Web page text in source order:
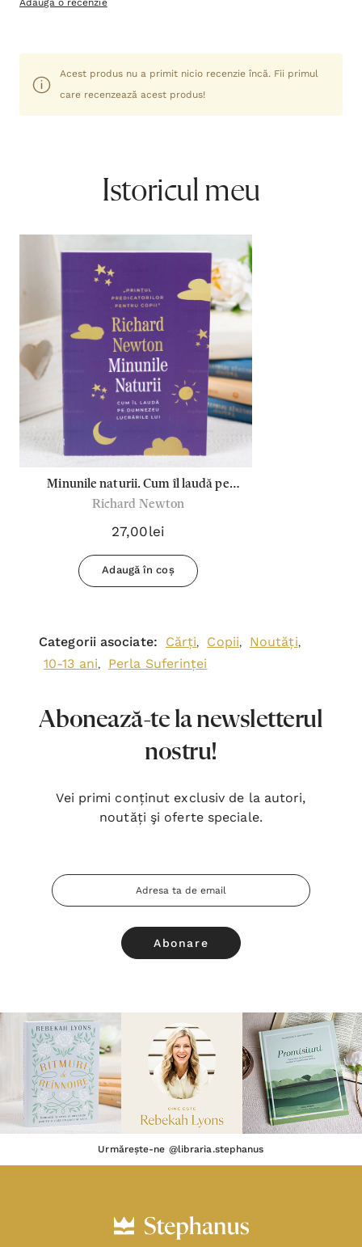
Adaugă o recenzie
Acest produs nu a primit nicio recenzie încă. Fii primul
care recenzează acest produs!
Istoricul meu
Minunile naturii. Cum îl laudă pe
Dumnezeu lucrările Lui - Richard
Newton
Richard Newton
27,00lei
Adaugă în coș
Categorii asociate: Cărți, Copii, Noutăți,
10-13 ani, Perla Suferinței
Abonează-te la newsletterul
nostru!
Vei primi conținut exclusiv de la autori,
noutăți şi oferte speciale.
Adresa
Email
Urmărește-ne @libraria.stephanus